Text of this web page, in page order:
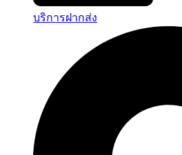
บริการฝากส่ง